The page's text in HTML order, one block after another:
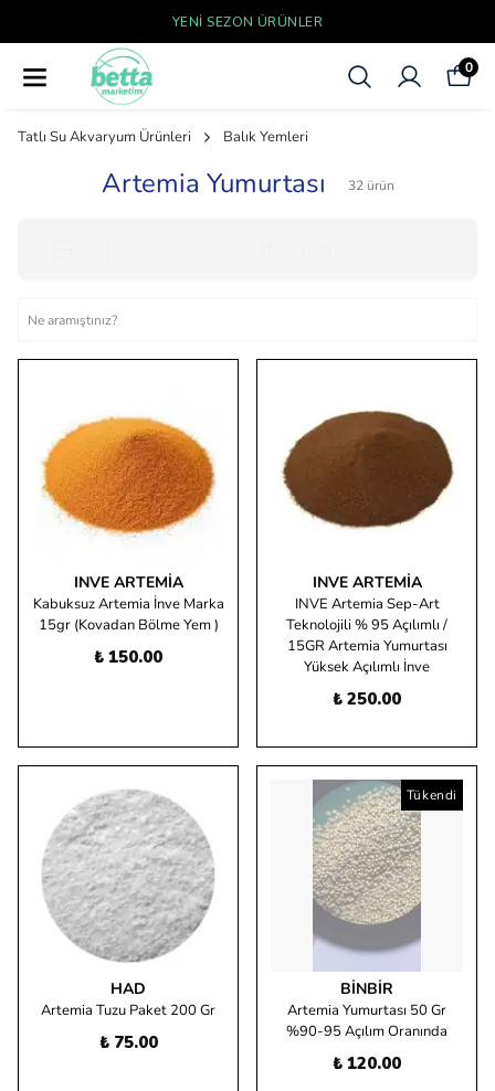
YENI SEZON ÜRÜNLER
0
Tatlı Su Akvaryum Ürünleri Balık Yemleri
Artemia Yumurtası 32 ürün
INVE ARTEMIA
Kabuksuz Artemia İnve Marka
15gr (Kovadan Bölme Yem )
₺ 150.00
INVE ARTEMIA
INVE Artemia Sep-Art
Teknolojili % 95 Açılımlı /
15GR Artemia Yumurtası
Yüksek Açılımlı İnve
₺ 250.00
HAD
Artemia Tuzu Paket 200 Gr
₺ 75.00
Tükendi
BINBIR
Artemia Yumurtası 50 Gr
%90-95 Açılım Oranında
₺ 120.00